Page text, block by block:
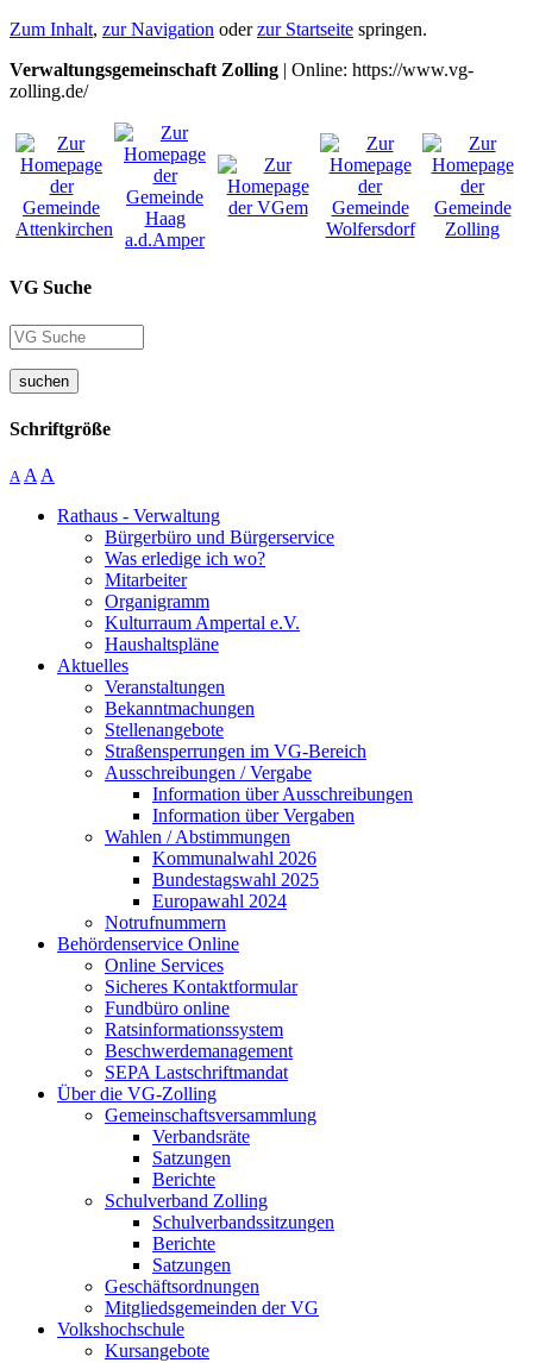
Zum Inhalt, zur Navigation oderzur Startseite springen.
Verwaltungsgemeinschaft Zolling | Online: https://www.vg-
zolling.de/
VG Suche
suchen
Schriftgröße
A A A
Rathaus - Verwaltung
Bürgerbüro und Bürgerservice
Was erledige ich wo?
Mitarbeiter
Organigramm
Kulturraum Ampertal e.V.
Haushaltspläne
Aktuelles
Veranstaltungen
Bekanntmachungen
Stellenangebote
Straßensperrungen im VG-Bereich
Ausschreibungen / Vergabe
Information über Ausschreibungen
Information über Vergaben
Wahlen / Abstimmungen
Kommunalwahl 2026
Bundestagswahl 2025
Europawahl 2024
Notrufnummern
Behördenservice Online
Online Services
Sicheres Kontaktformular
Fundbüro online
Ratsinformationssystem
Beschwerdemanagement
SEPA Lastschriftmandat
Über die VG-Zolling
Gemeinschaftsversammlung
Verbandsräte
Satzungen
Berichte
Schulverband Zolling
Schulverbandssitzungen
Berichte
Satzungen
Geschäftsordnungen
Mitgliedsgemeinden der VG
Volkshochschule
Kursangebote